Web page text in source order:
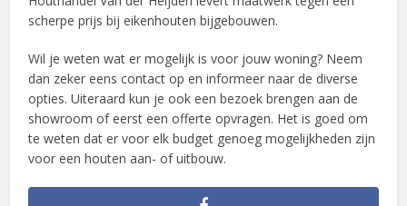
scherpe prijs bij eikenhouten bijgebouwen.
Wil je weten wat er mogelijk is voor jouw woning? Neem
dan zeker eens contact op en informeer naar de diverse
opties. Uiteraard kun je ook een bezoek brengen aan de
showroom of eerst een offerte opvragen. Het is goed om
te weten dat er voor elk budget genoeg mogelijkheden zijn
voor een houten aan- of uitbouw.